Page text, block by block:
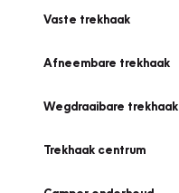
Vaste trekhaak
Afneembare trekhaak
Wegdraaibare trekhaak
Trekhaak centrum